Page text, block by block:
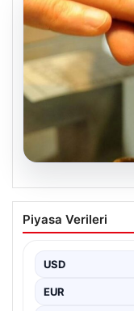
Altın
fiyatları ne
fiyatları
Piyasa Verileri
USD
EUR